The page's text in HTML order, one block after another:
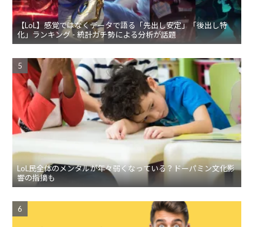
【LoL】感覚ではなくデータで語る「先出し安定」「後出し特
化」ランキング - 統計ガチ勢による分析が話題
LoL民全体のメンタルが年々弱くなっている？ドーパミン文化影
響の指摘も